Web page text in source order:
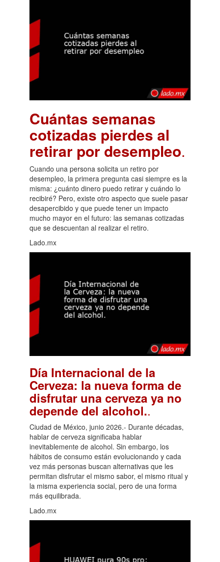
Cuántas semanas
cotizadas pierdes al
retirar por desempleo.
Cuando una persona solicita un retiro por
desempleo, la primera pregunta casi siempre es la
misma: ¿cuánto dinero puedo retirar y cuándo lo
recibiré? Pero, existe otro aspecto que suele pasar
desapercibido y que puede tener un impacto
mucho mayor en el futuro: las semanas cotizadas
que se descuentan al realizar el retiro.
Lado.mx
Día Internacional de la
Cerveza: la nueva forma de
disfrutar una cerveza ya no
depende del alcohol..
Ciudad de México, junio 2026.- Durante décadas,
hablar de cerveza significaba hablar
inevitablemente de alcohol. Sin embargo, los
hábitos de consumo están evolucionando y cada
vez más personas buscan alternativas que les
permitan disfrutar el mismo sabor, el mismo ritual y
la misma experiencia social, pero de una forma
más equilibrada.
Lado.mx